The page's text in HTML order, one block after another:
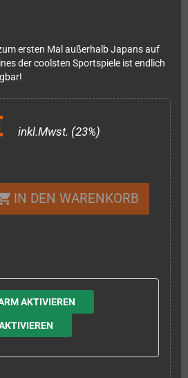
ersten Mal außerhalb Japans auf
der coolsten Sportspiele ist endlich
inkl.Mwst. (23%)
IN DEN WARENKORB
AKTIVIEREN